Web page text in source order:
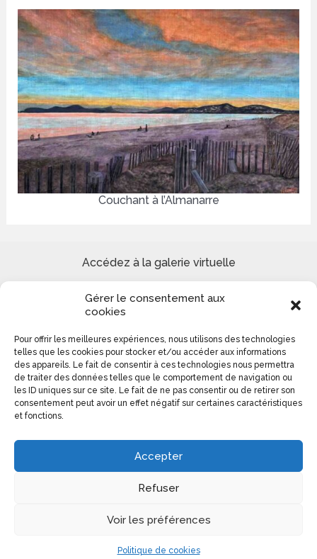
Gérer le consentement aux
cookies
Pour offrir les meilleures expériences, nous utilisons des technologies
telles que les cookies pour stocker et/ou accéder aux informations
des appareils. Le fait de consentir à ces technologies nous permettra
de traiter des données telles que le comportement de navigation ou
les ID uniques sur ce site. Le fait de ne pas consentir ou de retirer son
consentement peut avoir un effet négatif sur certaines caractéristiques
et fonctions.
Accepter
Refuser
Voir les préférences
Politique de cookies
Couchant à l’Almanarre
Accédez à la galerie virtuelle
Site de peinture Reproduction tableaux de Maîtres et
Création paysages urbains et marins
Colomba Ducrot 0613140276